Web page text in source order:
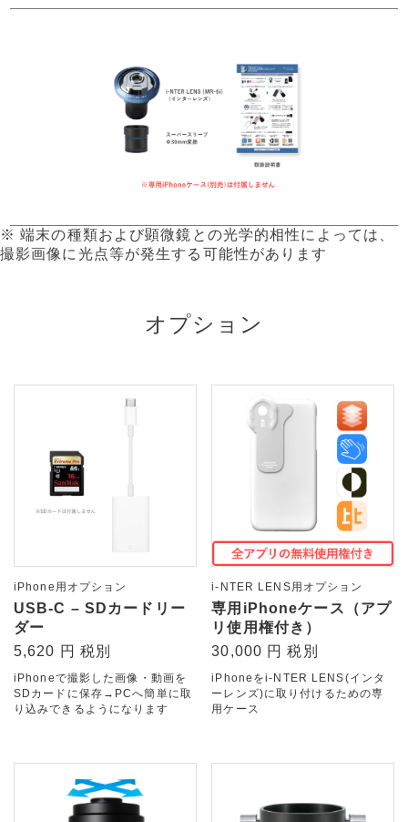
※ 端末の種類および顕微鏡との光学的相性によっては、
撮影画像に光点等が発生する可能性があります
オプション
iPhone用オプション
USB-C – SDカードリー
ダー
5,620 円 税別
iPhoneで撮影した画像・動画を
SDカードに保存→PCへ簡単に取
り込みできるようになります
i-NTER LENS用オプション
専用iPhoneケース（アプ
リ使用権付き）
30,000 円 税別
iPhoneをi-NTER LENS(インタ
ーレンズ)に取り付けるための専
用ケース